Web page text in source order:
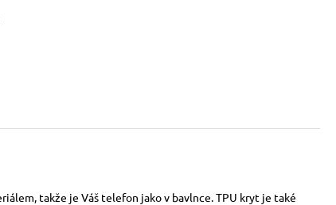
takže je Váš telefon jako v bavlnce. TPU kryt je také